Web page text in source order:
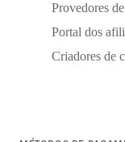
Provedores
Portal dos
Criadores de